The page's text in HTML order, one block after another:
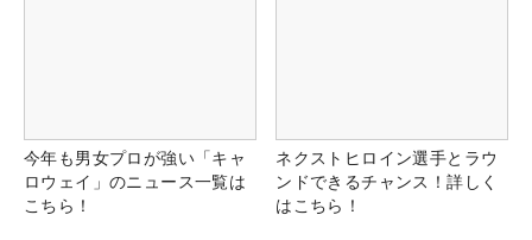
今年も男女プロが強い「キャ
ロウェイ」のニュース一覧は
こちら！
ネクストヒロイン選手とラウ
ンドできるチャンス！詳しく
はこちら！